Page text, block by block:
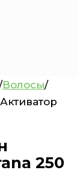
Волосы/
250